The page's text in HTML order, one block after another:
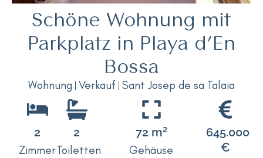
Schöne Wohnung mit
Parkplatz in Playa d’En
Bossa
Wohnung Verkauf Sant Josep de sa Talaia
2
Zimmer
2
Toiletten
72 m2
Gehäuse
645.000
€